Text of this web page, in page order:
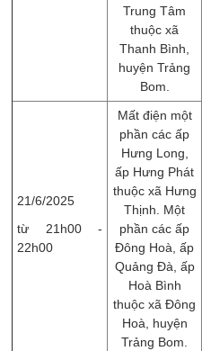
Trung Tâm
thuộc xã
Thanh Bình,
huyện Trảng
Bom.
21/6/2025
từ 21h00 -
22h00
Mất điện một
phần các ấp
Hưng Long,
ấp Hưng Phát
thuộc xã Hưng
Thịnh. Một
phần các ấp
Đông Hoà, ấp
Quảng Đà, ấp
Hoà Bình
thuộc xã Đông
Hoà, huyện
Trảng Bom.